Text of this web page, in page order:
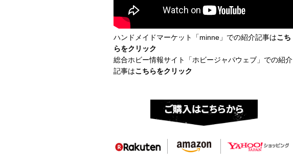
ハンドメイドマーケット「minne」での紹介記事はこち
らをクリック
総合ホビー情報サイト「ホビージャパウェブ」での紹介
記事はこちらをクリック